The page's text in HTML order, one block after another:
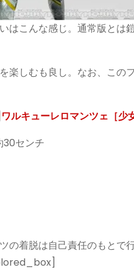
はこんな感じ。通常版とは
楽しむも良し。なお、この
ワルキューレロマンツェ［
30センチ
着脱は自己責任のもとで